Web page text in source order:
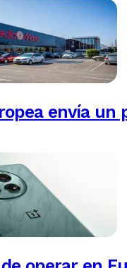
envía un